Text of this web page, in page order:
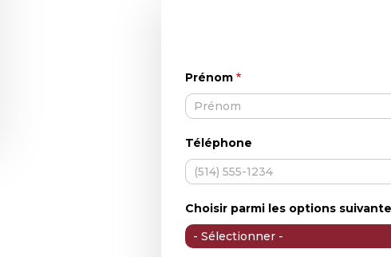
Prénom
Téléphone
Choisir parmi les options